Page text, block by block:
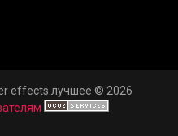
effects лучшее © 2026